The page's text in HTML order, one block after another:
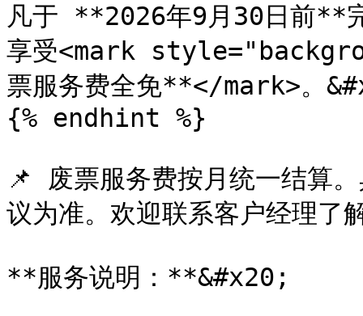
凡于 **2026年9月30日前**
享受<mark
票服务费全免**</mark>。
{% endhint %}
📌 废票服务费按月统一结算
议为准。欢迎联系客户经理了
**服务说明：**&#x20;